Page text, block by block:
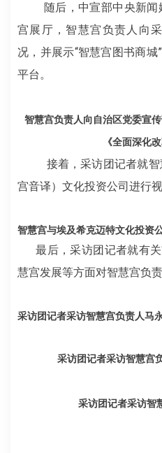
随后，中宣部中央新
宫展厅，智慧宫负责人向
况，并展示“智慧宫图书商城
平台。
智慧宫负责人向自治区党委宣
《全面深化
接着，采访团记者就
宫音译）文化投资公司进行视
智慧宫与埃及希克迈特文化投资
最后，采访团记者就有
慧宫发展等方面对智慧宫负责
采访团记者采访智慧宫负责人马
采访团记者采访智慧宫
采访团记者采访智